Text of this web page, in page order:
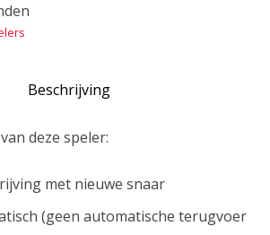
Beschrijving
deze speler:
met nieuwe snaar
(geen automatische terugvoer